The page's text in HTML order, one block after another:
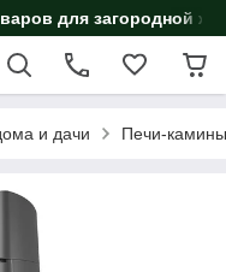
для загородной
и дачи Печи-камины